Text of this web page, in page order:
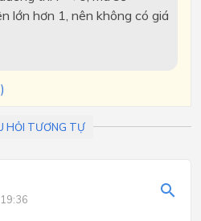
lớn hơn 1, nên không có giá
HỎI TƯƠNG TỰ